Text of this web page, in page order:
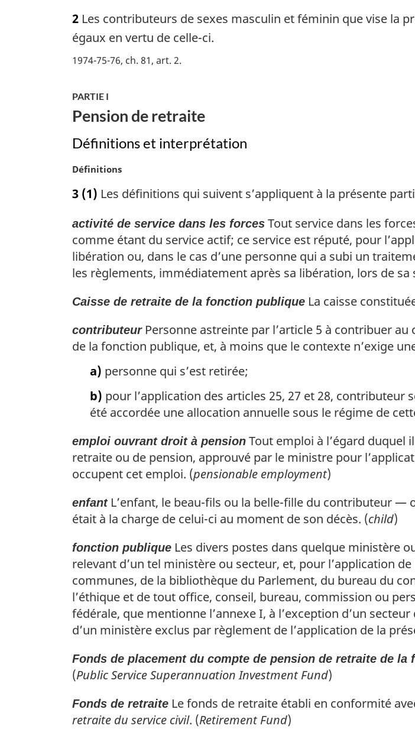
a
e
:
t
e
m
a
i
n
l
:
2 Les contributeurs de sexes masculin et féminin que vise la
égaux en vertu de celle-ci.
1974-75-76, ch. 81, art. 2
PARTIE I
Pension de retraite
Définitions et interprétation
N
t
m
a
r
g
i
a
e
:
Définitions
3 (1) Les définitions qui suivent s’appliquent à la présente
activité de service dans les forces Tout service dans les
comme étant du service actif; ce service est réputé, pour
libération ou, dans le cas d’une personne qui a subi un
les règlements, immédiatement après sa libération, lors de sa
Caisse de retraite de la fonction publique La caisse
contributeurPersonne astreinte par l’article 5 à contribuer
de la fonction publique, et, à moins que le contexte n’exige
a) personne qui s’est retirée;
b) pour l’application des articles 25, 27 et 28, contributeur
été accordée une allocation annuelle sous le régime de
emploi ouvrant droit à pension Tout emploi à l’égard duquel
retraite ou de pension, approuvé par le ministre pour
occupent cet emploi. (pensionable employment)
enfantL’enfant, le beau-fils ou la belle-fille du contributeur
était à la charge de celui-ci au moment de son décès. (child)
fonction publique Les divers postes dans quelque ministère
relevant d’un tel ministère ou secteur, et, pour l’application
communes, de la bibliothèque du Parlement, du bureau du
l’éthique et de tout office, conseil, bureau, commission ou
fédérale, que mentionne l’annexe I, à l’exception d’un
d’un ministère exclus par règlement de l’application de la
Fonds de placement du compte de pension de retraite de la
(Public Service Superannuation Investment Fund)
Fonds de retraite Le fonds de retraite établi en conformité
retraite du service civil. (Retirement Fund)